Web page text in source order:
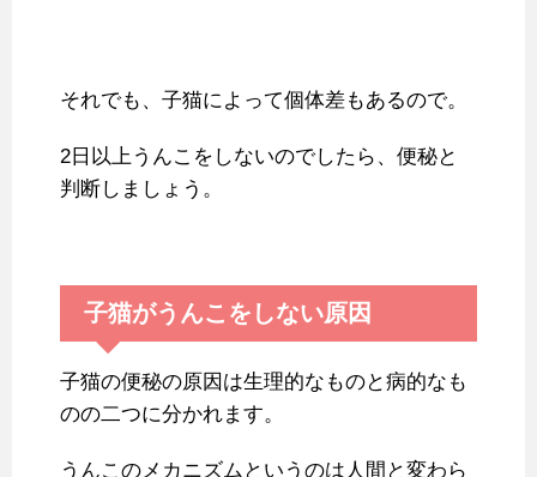
それでも、子猫によって個体差もあるので。
2日以上うんこをしないのでしたら、便秘と
判断しましょう。
子猫がうんこをしない原因
子猫の便秘の原因は生理的なものと病的なも
のの二つに分かれます。
うんこのメカニズムというのは人間と変わら